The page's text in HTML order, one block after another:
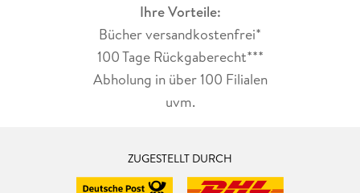
Ihre Vorteile:
Bücher versandkostenfrei*
100 Tage Rückgaberecht***
Abholung in über 100 Filialen
uvm.
ZUGESTELLT DURCH